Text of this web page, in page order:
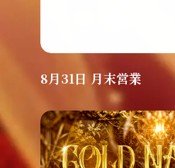
8月31日 月末営業